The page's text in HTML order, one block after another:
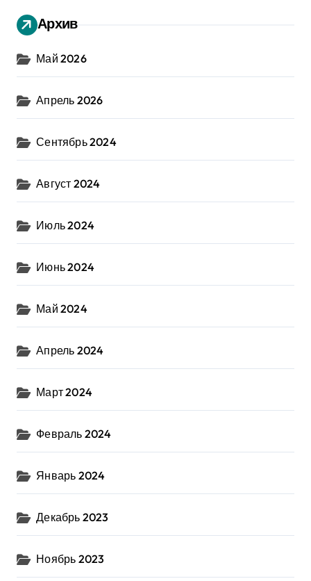
Архив
Май 2026
Апрель 2026
Сентябрь 2024
Август 2024
Июль 2024
Июнь 2024
Май 2024
Апрель 2024
Март 2024
Февраль 2024
Январь 2024
Декабрь 2023
Ноябрь 2023